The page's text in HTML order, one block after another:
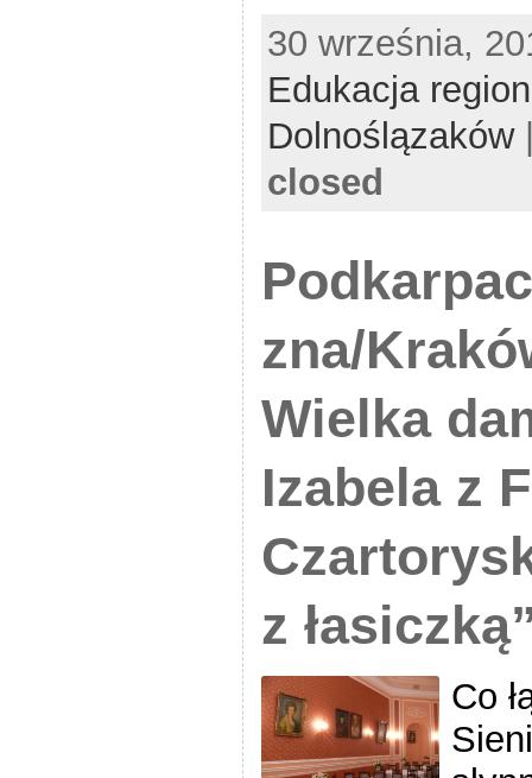
30 września,
Edukacja
Dolnoślązaków
closed
zna/
Wielka
Izabela z
z
Co